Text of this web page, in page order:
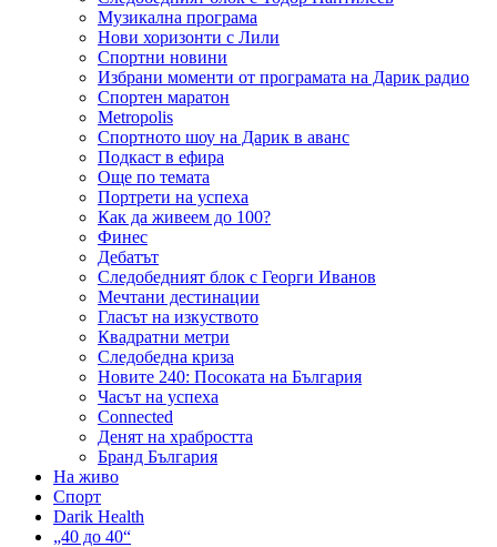
Музикална програма
Нови хоризонти с Лили
Спортни новини
Избрани моменти от програмата на Дарик радио
Спортен маратон
Metropolis
Спортното шоу на Дарик в аванс
Подкаст в ефира
Още по темата
Портрети на успеха
Как да живеем до 100?
Финес
Дебатът
Следобедният блок с Георги Иванов
Мечтани дестинации
Гласът на изкуството
Квадратни метри
Следобедна криза
Новите 240: Посоката на България
Часът на успеха
Connected
Денят на храбростта
Бранд България
На живо
Спорт
Darik Health
„40 до 40“